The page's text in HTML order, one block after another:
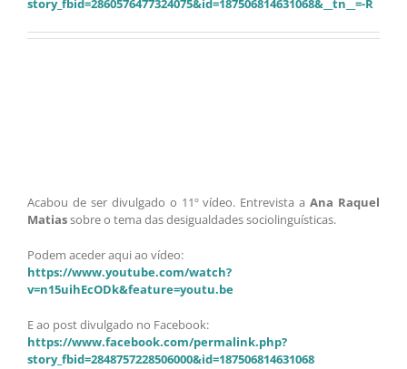
story_fbid=2860576477324075&id=187506814631068&__tn__=-R
Acabou de ser divulgado o 11º vídeo. Entrevista aAna Raquel
Matiassobre o tema das desigualdades sociolinguísticas.
Podem aceder aqui ao vídeo:
https://www.youtube.com/watch?
v=n15uihEcODk&feature=youtu.be
E ao post divulgado no Facebook:
https://www.facebook.com/permalink.php?
story_fbid=2848757228506000&id=187506814631068